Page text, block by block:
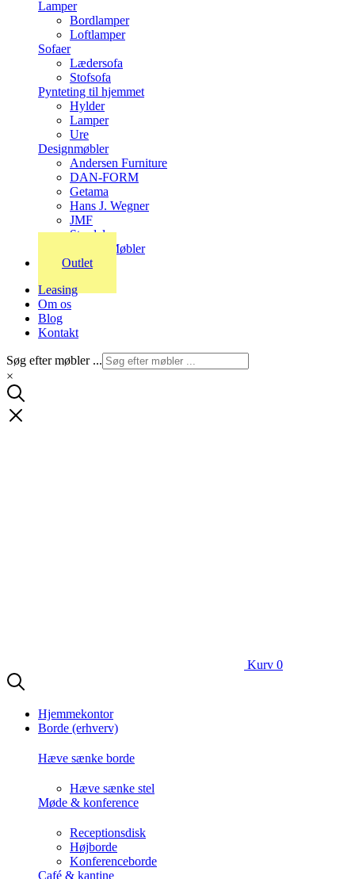
Lamper
Bordlamper
Loftlamper
Sofaer
Lædersofa
Stofsofa
Pynteting til hjemmet
Hylder
Lamper
Ure
Designmøbler
Andersen Furniture
DAN-FORM
Getama
Hans J. Wegner
JMF
Stordal
Stouby Møbler
Outlet
Leasing
Om os
Blog
Kontakt
Søg efter møbler ...
×
Kurv 0
Hjemmekontor
Borde (erhverv)
Hæve sænke borde
Hæve sænke stel
Møde & konference
Receptionsdisk
Højborde
Konferenceborde
Café & kantine